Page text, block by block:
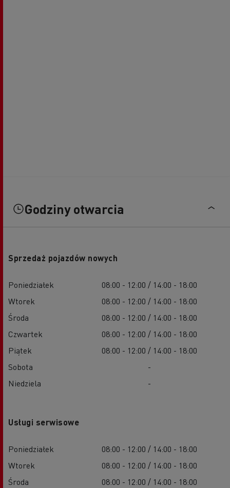
Godziny otwarcia
Sprzedaż pojazdów nowych
Poniedziałek
08:00 - 12:00 / 14:00 - 18:00
Wtorek
08:00 - 12:00 / 14:00 - 18:00
Środa
08:00 - 12:00 / 14:00 - 18:00
Czwartek
08:00 - 12:00 / 14:00 - 18:00
Piątek
08:00 - 12:00 / 14:00 - 18:00
Sobota
-
Niedziela
-
Usługi serwisowe
Poniedziałek
08:00 - 12:00 / 14:00 - 18:00
Wtorek
08:00 - 12:00 / 14:00 - 18:00
Środa
08:00 - 12:00 / 14:00 - 18:00